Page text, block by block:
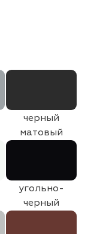
черный
матовый
угольно-
черный